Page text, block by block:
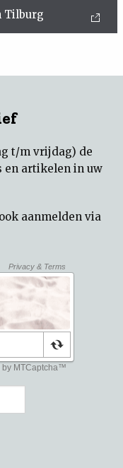
Tilburg
t/m vrijdag) de
en artikelen in uw
aanmelden via